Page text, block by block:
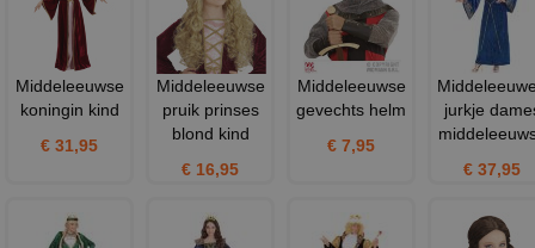
Middeleeuwse
koningin kind
€ 31,95
Middeleeuwse
pruik prinses
blond kind
€ 16,95
Middeleeuwse
gevechts helm
€ 7,95
jurkje
€ 37,95